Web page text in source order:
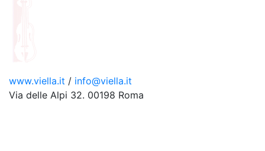
www.viella.it / info@viella.it
Via delle Alpi 32. 00198 Roma